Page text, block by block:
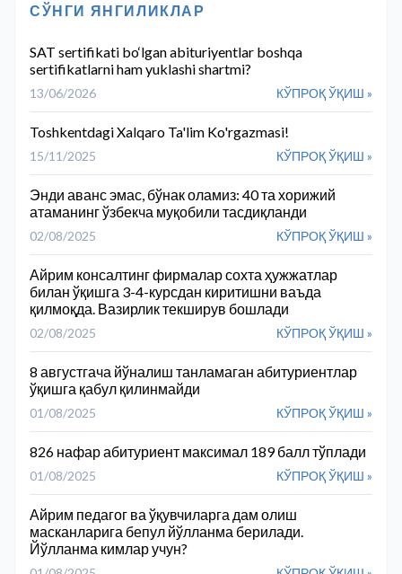
СЎНГИ ЯНГИЛИКЛАР
SAT sertifikati bo‘lgan abituriyentlar boshqa
sertifikatlarni ham yuklashi shartmi?
13/06/2026 КЎПРОҚ ЎҚИШ »
Toshkentdagi Xalqaro Ta'lim Ko'rgazmasi!
15/11/2025 КЎПРОҚ ЎҚИШ »
Энди аванс эмас, бўнак оламиз: 40 та хорижий
атаманинг ўзбекча муқобили тасдиқланди
02/08/2025 КЎПРОҚ ЎҚИШ »
Айрим консалтинг фирмалар сохта ҳужжатлар
билан ўқишга 3-4-курсдан киритишни ваъда
қилмоқда. Вазирлик текширув бошлади
02/08/2025 КЎПРОҚ ЎҚИШ »
8 августгача йўналиш танламаган абитуриентлар
ўқишга қабул қилинмайди
01/08/2025 КЎПРОҚ ЎҚИШ »
826 нафар абитуриент максимал 189 балл тўплади
01/08/2025 КЎПРОҚ ЎҚИШ »
Айрим педагог ва ўқувчиларга дам олиш
масканларига бепул йўлланма берилади.
Йўлланма кимлар учун?